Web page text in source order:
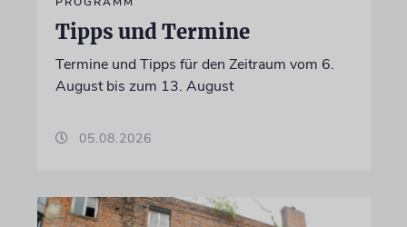
Tipps und Termine
Termine und Tipps für den Zeitraum vom 6.
August bis zum 13. August
05.08.2026